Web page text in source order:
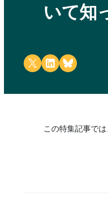
いて知
Share on X Share on LinkedIn
Share on Bluesky
この特集記事で